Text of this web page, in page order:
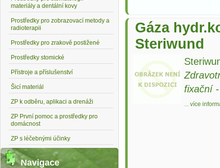
Gáza
Steriwund
fixační
... více
materiály a dentální kovy
Prostředky pro zobrazovací metody a
radioterapii
Prostředky pro zrakově postižené
Prostředky stomické
Přístroje a příslušenství
Šicí materiál
ZP k odběru, aplikaci a drenáži
ZP První pomoc a prostředky pro
domácnost
ZP s léčebnými účinky
Navigace